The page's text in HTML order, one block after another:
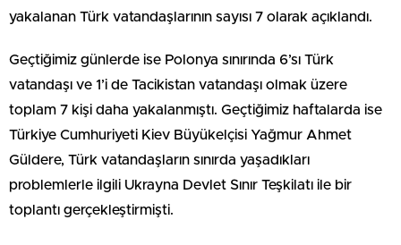
yakalanan Türk vatandaşlarının sayısı 7 olarak açıklandı.
Geçtiğimiz günlerde ise Polonya sınırında 6’sı Türk
vatandaşı ve 1’i de Tacikistan vatandaşı olmak üzere
toplam 7 kişi daha yakalanmıştı. Geçtiğimiz haftalarda ise
Türkiye Cumhuriyeti Kiev Büyükelçisi Yağmur Ahmet
Güldere, Türk vatandaşların sınırda yaşadıkları
problemlerle ilgili Ukrayna Devlet Sınır Teşkilatı ile bir
toplantı gerçekleştirmişti.